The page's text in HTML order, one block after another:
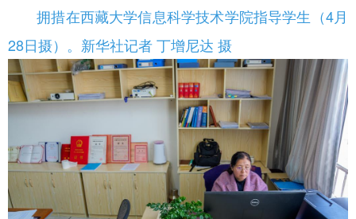
拥措在西藏大学信息科学技术学院指导学生（4月
28日摄）。新华社记者 丁增尼达 摄